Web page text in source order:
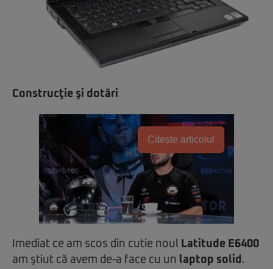
Construcţie şi dotări
Citește articolul
Imediat ce am scos din cutie noul Latitude E6400
am ştiut că avem de-a face cu un laptop solid .